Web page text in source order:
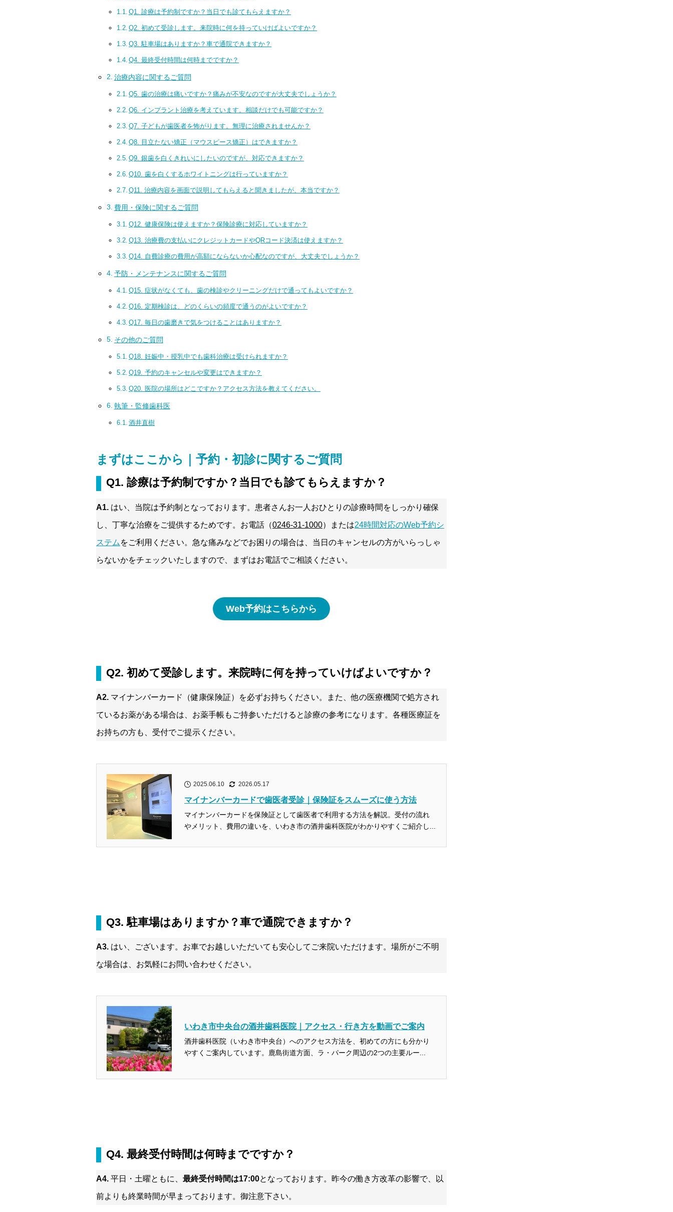
Q1. 診療は予約制ですか？当日でも診てもらえますか？
Q2. 初めて受診します。来院時に何を持っていけばよいですか？
Q3. 駐車場はありますか？車で通院できますか？
Q4. 最終受付時間は何時までですか？
治療内容に関するご質問
Q5. 歯の治療は痛いですか？痛みが不安なのですが大丈夫でしょうか？
Q6. インプラント治療を考えています。相談だけでも可能ですか？
Q7. 子どもが歯医者を怖がります。無理に治療されませんか？
Q8. 目立たない矯正（マウスピース矯正）はできますか？
Q9. 銀歯を白くきれいにしたいのですが、対応できますか？
Q10. 歯を白くするホワイトニングは行っていますか？
Q11. 治療内容を画面で説明してもらえると聞きましたが、本当ですか？
費用・保険に関するご質問
Q12. 健康保険は使えますか？保険診療に対応していますか？
Q13. 治療費の支払いにクレジットカードやQRコード決済は使えますか？
Q14. 自費診療の費用が高額にならないか心配なのですが、大丈夫でしょうか？
予防・メンテナンスに関するご質問
Q15. 症状がなくても、歯の検診やクリーニングだけで通ってもよいですか？
Q16. 定期検診は、どのくらいの頻度で通うのがよいですか？
Q17. 毎日の歯磨きで気をつけることはありますか？
その他のご質問
Q18. 妊娠中・授乳中でも歯科治療は受けられますか？
Q19. 予約のキャンセルや変更はできますか？
Q20. 医院の場所はどこですか？アクセス方法を教えてください。
執筆・監修歯科医
酒井直樹
まずはここから｜予約・初診に関するご質問
Q1. 診療は予約制ですか？当日でも診てもらえますか？
A1. はい、当院は予約制となっております。患者さんお一人おひとりの診療時間をしっかり確保
し、丁寧な治療をご提供するためです。お電話（0246-31-1000）または24時間対応のWeb予約シ
ステム をご利用ください。急な痛みなどでお困りの場合は、当日のキャンセルの方がいらっしゃ
らないかをチェックいたしますので、まずはお電話でご相談ください。
Web予約はこちらから
Q2. 初めて受診します。来院時に何を持っていけばよいですか？
A2. マイナンバーカード（健康保険証）を必ずお持ちください。また、他の医療機関で処方され
ているお薬がある場合は、お薬手帳もご持参いただけると診療の参考になります。各種医療証を
お持ちの方も、受付でご提示ください。
2025.06.10 2026.05.17
マイナンバーカードで歯医者受診｜保険証をスムーズに使う方法
マイナンバーカードを保険証として歯医者で利用する方法を解説。受付の流れ
やメリット、費用の違いを、いわき市の酒井歯科医院がわかりやすくご紹介し...
Q3. 駐車場はありますか？車で通院できますか？
A3. はい、ございます。お車でお越しいただいても安心してご来院いただけます。場所がご不明
な場合は、お気軽にお問い合わせください。
いわき市中央台の酒井歯科医院｜アクセス・行き方を動画でご案内
酒井歯科医院（いわき市中央台）へのアクセス方法を、初めての方にも分かり
やすくご案内しています。鹿島街道方面、ラ・パーク周辺の2つの主要ルー...
Q4. 最終受付時間は何時までですか？
A4. 平日・土曜ともに、 最終受付時間は17:00となっております。昨今の働き方改革の影響で、以
前よりも終業時間が早まっております。御注意下さい。